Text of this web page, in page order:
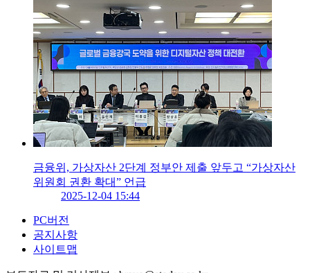
금융위, 가상자산 2단계 정부안 제출 앞두고 “가상자산
위원회 권환 확대” 언급
2025-12-04 15:44
PC버전
공지사항
사이트맵